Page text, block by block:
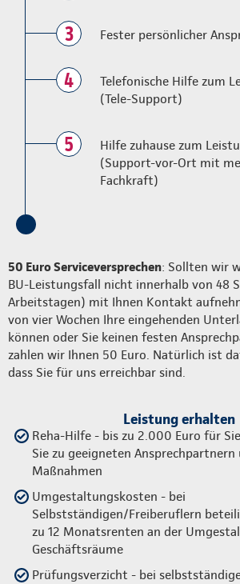
3 Fester persönlicher
4
Telefonische Hilfe zum
(Tele-Support)
5
Hilfe zuhause zum
(Support-vor-Ort mit
Fachkraft)
50 Euro Serviceversprechen: Sollten wir
BU-Leistungsfall nicht innerhalb von 48
Arbeitstagen) mit Ihnen Kontakt
von vier Wochen Ihre eingehenden
können oder Sie keinen festen
zahlen wir Ihnen 50 Euro. Natürlich ist
dass Sie für uns erreichbar sind.
Leistung erhalten
Reha-Hilfe - bis zu 2.000 Euro für
Sie zu geeigneten Ansprechpartnern
Maßnahmen
Umgestaltungskosten - bei
Selbstständigen/Freiberuflern
zu 12 Monatsrenten an der
Geschäftsräume
Prüfungsverzicht - bei